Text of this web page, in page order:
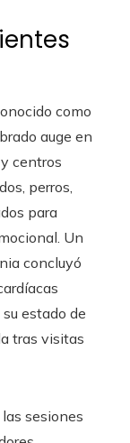
como
auge en
centros
perros,
para
Un
concluyó
estado de
tras visitas
sesiones